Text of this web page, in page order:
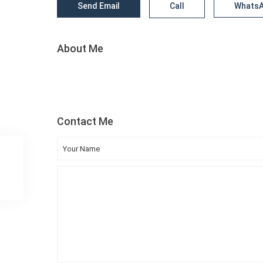
Send Email Call
About Me
Contact Me